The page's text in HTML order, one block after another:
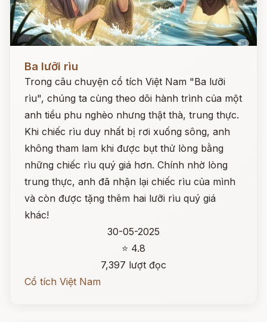
Ba lưỡi rìu
Trong câu chuyện cổ tích Việt Nam "Ba lưỡi
rìu", chúng ta cùng theo dõi hành trình của một
anh tiều phu nghèo nhưng thật thà, trung thực.
Khi chiếc rìu duy nhất bị rơi xuống sông, anh
không tham lam khi được bụt thử lòng bằng
những chiếc rìu quý giá hơn. Chính nhờ lòng
trung thực, anh đã nhận lại chiếc rìu của mình
và còn được tặng thêm hai lưỡi rìu quý giá
khác!
30-05-2025
⭐ 4.8
7,397 lượt đọc
Cổ tích Việt Nam